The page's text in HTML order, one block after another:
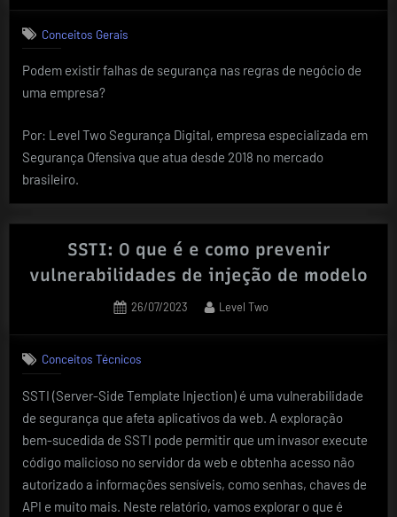
Conceitos Gerais
Podem existir falhas de segurança nas regras de negócio de
uma empresa?
Por: Level Two Segurança Digital, empresa especializada em
Segurança Ofensiva que atua desde 2018 no mercado
brasileiro.
SSTI: O que é e como prevenir
vulnerabilidades de injeção de modelo
Posted
26/07/2023 By
Level Two
Conceitos Técnicos
SSTI (Server-Side Template Injection) é uma vulnerabilidade
de segurança que afeta aplicativos da web. A exploração
bem-sucedida de SSTI pode permitir que um invasor execute
código malicioso no servidor da web e obtenha acesso não
autorizado a informações sensíveis, como senhas, chaves de
API e muito mais. Neste relatório, vamos explorar o que é